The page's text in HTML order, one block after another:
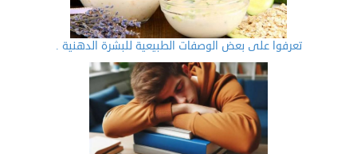
تعرفوا على بعض الوصفات الطبيعية للبشرة الدهنية .